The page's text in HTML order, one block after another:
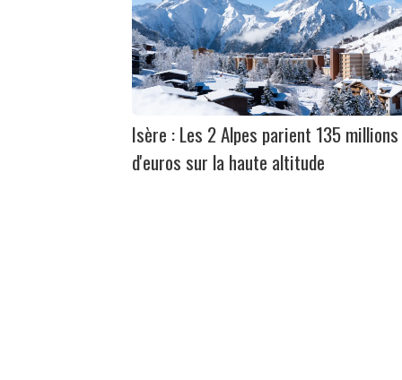
Isère : Les 2 Alpes parient 135 millions
d'euros sur la haute altitude